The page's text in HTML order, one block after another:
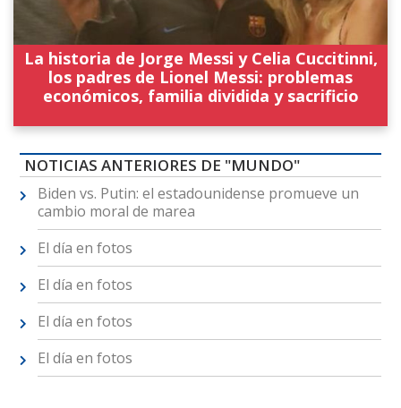
La historia de Jorge Messi y Celia Cuccitinni,
los padres de Lionel Messi: problemas
económicos, familia dividida y sacrificio
NOTICIAS ANTERIORES DE "MUNDO"
Biden vs. Putin: el estadounidense promueve un
cambio moral de marea
El día en fotos
El día en fotos
El día en fotos
El día en fotos